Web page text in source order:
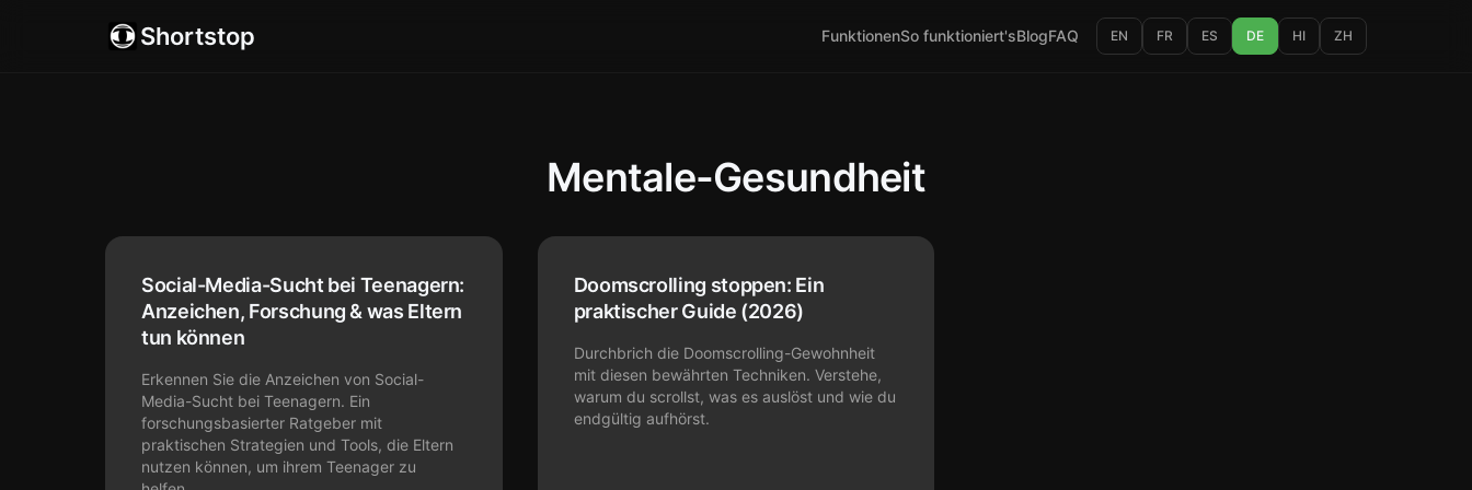
Shortstop FunktionenSo funktioniert'sBlogFAQ EN FR ES DE HI ZH
Mentale-Gesundheit
Social-Media-Sucht bei Teenagern:
Anzeichen, Forschung & was Eltern
tun können
Erkennen Sie die Anzeichen von Social-
Media-Sucht bei Teenagern. Ein
forschungsbasierter Ratgeber mit
praktischen Strategien und Tools, die Eltern
nutzen können, um ihrem Teenager zu
Doomscrolling stoppen: Ein
praktischer Guide (2026)
Durchbrich die Doomscrolling-Gewohnheit
mit diesen bewährten Techniken. Verstehe,
warum du scrollst, was es auslöst und wie du
endgültig aufhörst.